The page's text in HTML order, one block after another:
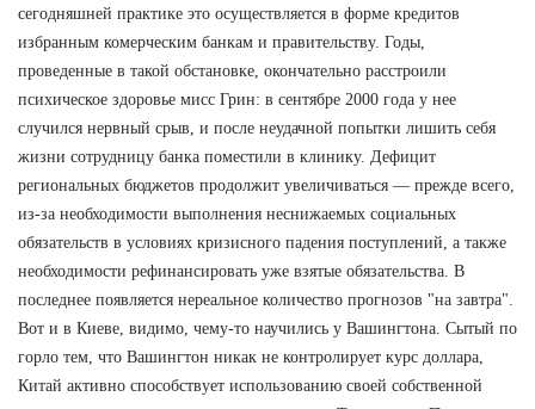
сегодняшней практике это осуществляется в форме кредитов
избранным комерческим банкам и правительству. Годы,
проведенные в такой обстановке, окончательно расстроили
психическое здоровье мисс Грин: в сентябре 2000 года у нее
случился нервный срыв, и после неудачной попытки лишить себя
жизни сотрудницу банка поместили в клинику. Дефицит
региональных бюджетов продолжит увеличиваться — прежде всего,
из-за необходимости выполнения неснижаемых социальных
обязательств в условиях кризисного падения поступлений, а также
необходимости рефинансировать уже взятые обязательства. В
последнее появляется нереальное количество прогнозов "на завтра".
Вот и в Киеве, видимо, чему-то научились у Вашингтона. Сытый по
горло тем, что Вашингтон никак не контролирует курс доллара,
Китай активно способствует использованию своей собственной